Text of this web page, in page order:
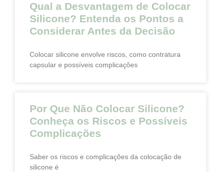
Qual a Desvantagem de Colocar
Silicone? Entenda os Pontos a
Considerar Antes da Decisão
Colocar silicone envolve riscos, como contratura
capsular e possíveis complicações
Por Que Não Colocar Silicone?
Conheça os Riscos e Possíveis
Complicações
Saber os riscos e complicações da colocação de
silicone é